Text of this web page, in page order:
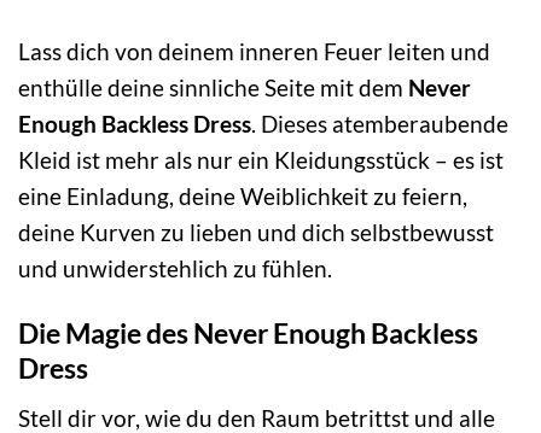
Lass dich von deinem inneren Feuer leiten und
enthülle deine sinnliche Seite mit dem Never
Enough Backless Dress . Dieses atemberaubende
Kleid ist mehr als nur ein Kleidungsstück – es ist
eine Einladung, deine Weiblichkeit zu feiern,
deine Kurven zu lieben und dich selbstbewusst
und unwiderstehlich zu fühlen.
Die Magie des Never Enough Backless
Dress
Stell dir vor, wie du den Raum betrittst und alle